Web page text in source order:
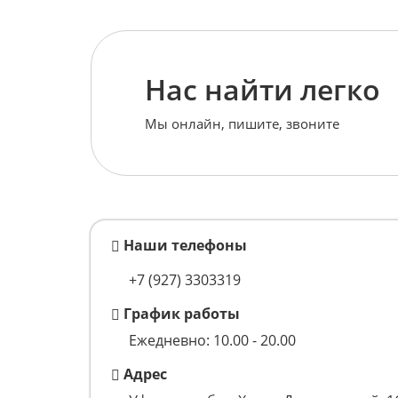
Нас найти легко
Мы онлайн, пишите, звоните
Наши телефоны
+7 (927) 3303319
График работы
Ежедневно: 10.00 - 20.00
Адрес